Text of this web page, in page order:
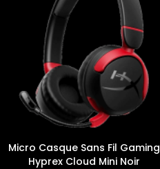
Micro Casque Sans Fil Gaming
Hyprex Cloud Mini Noir